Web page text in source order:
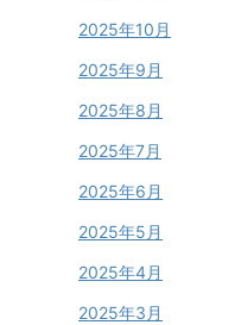
2025年10月
2025年9月
2025年8月
2025年7月
2025年6月
2025年5月
2025年4月
2025年3月